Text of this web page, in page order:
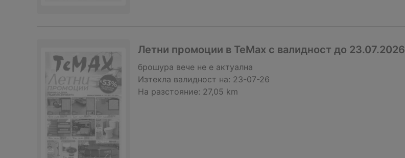
Летни промоции в TeMax с валидност до 23.07.2026
брошура вече не е актуална
Изтекла валидност на: 23-07-26
На разстояние: 27,05 km